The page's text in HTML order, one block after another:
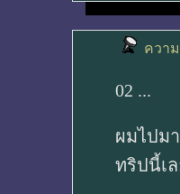
ควา
02 ...
ผมไปม
ทริปนี้เ